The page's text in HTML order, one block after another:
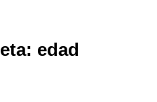
edad